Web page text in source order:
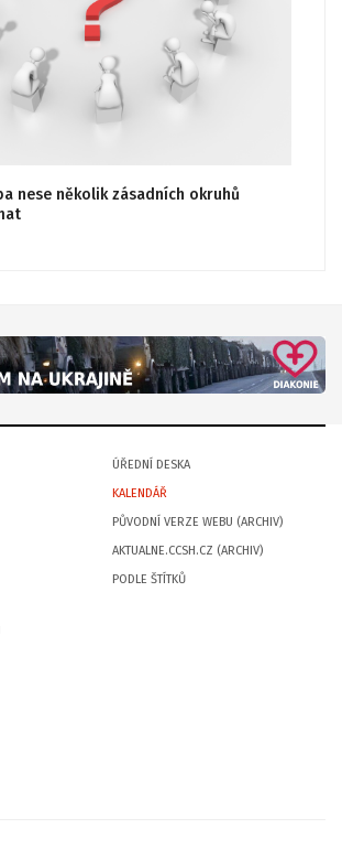
nese několik zásadních okruhů
ÚŘEDNÍ DESKA
KALENDÁŘ
PŮVODNÍ VERZE WEBU (ARCHIV)
AKTUALNE.CCSH.CZ (ARCHIV)
PODLE ŠTÍTKŮ